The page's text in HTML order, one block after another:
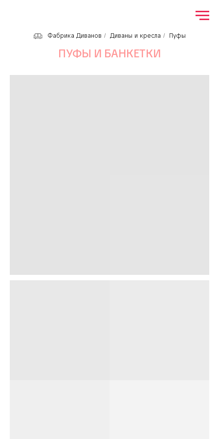
Фабрика Диванов / Диваны и кресла / Пуфы
ПУФЫ И БАНКЕТКИ